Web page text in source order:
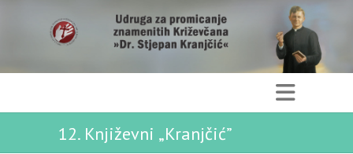
12. Književni „Kranjčić”